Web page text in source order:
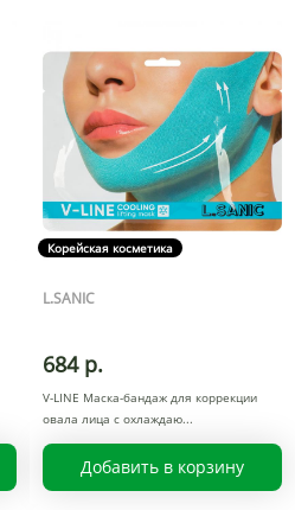
Корейская косметика
L.SANIC
684 р.
V-LINE Маска-бандаж для коррекции
овала лица с охлаждаю
Добавить в корзину